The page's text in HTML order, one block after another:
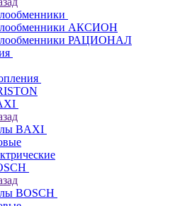
АКСИОН
РАЦИОНАЛ
BAXI
BOSCH